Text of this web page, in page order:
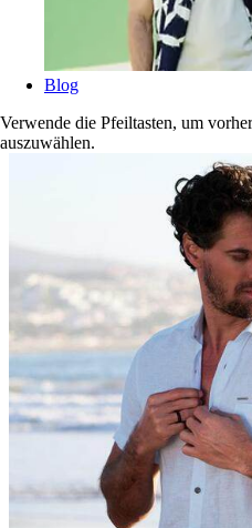
Blog
Verwende die Pfeiltasten, um
auszuwählen.